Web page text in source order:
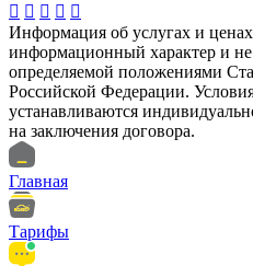
    
Информация об услугах и
информационный характер и
определяемой положениями
Российской Федерации.
устанавливаются
на заключения договора.
Главная
Тарифы